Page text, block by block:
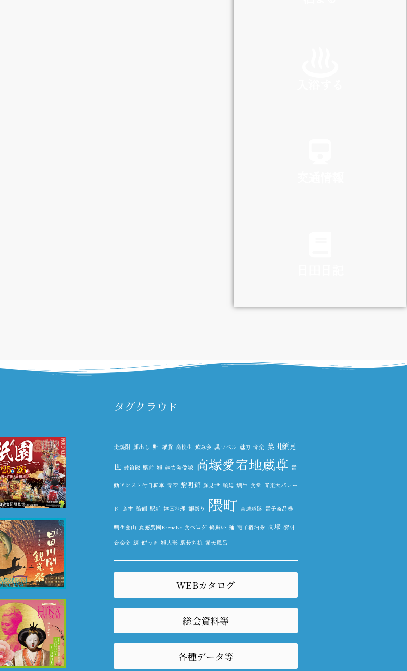
DIARY
タグクラウド
麦焼酎 顔出し 鮎 雑貨 高校生 飲み会 黒ラベル 魅力 音楽 集団顔見
世 鼓笛隊 駅前 雛 魅力発信隊 高塚愛宕地蔵尊 電
動アシスト付自転車 青空 黎明館 顔見世 順延 鯛生 食堂 音楽大パレー
ド 鳥市 鵜飼 駅近 韓国料理 雛祭り 隈町 高速道路 電子商品券
鯛生金山 食感農園KazetoNe 食べログ 鵜飼い 麺 電子宿泊券 高塚 黎明
音楽会 鯛 餅つき 雛人形 駅長対抗 露天風呂
WEBカタログ
総会資料等
各種データ等